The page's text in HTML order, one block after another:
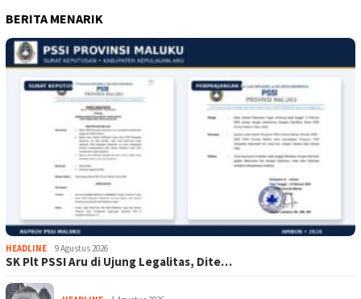
BERITA MENARIK
HEADLINE 9 Agustus 2026
SK Plt PSSI Aru di Ujung Legalitas, Dite…